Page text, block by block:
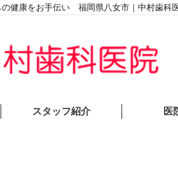
の健康をお手伝い 福岡県八女市｜中村歯科
スタッフ紹介 医